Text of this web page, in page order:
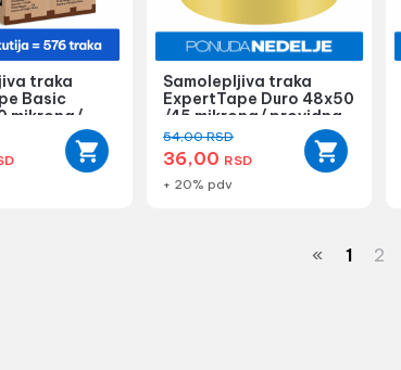
traka
Basic
mikrona/
Samolepljiva traka
ExpertTape Duro 48x50
/45 mikrona/ providna
54,00RSD
36,00 RSD
+ 20% pdv
« 1 2